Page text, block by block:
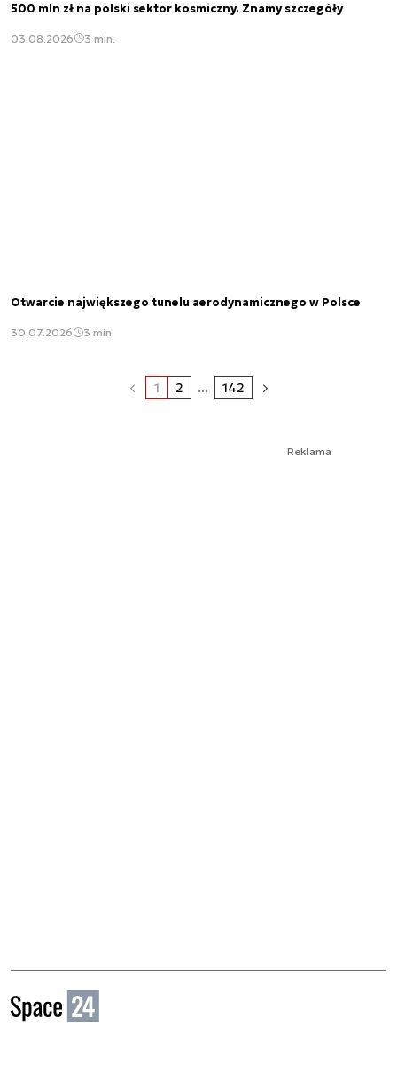
500 mln zł na polski sektor kosmiczny. Znamy szczegóły
03.08.2026 3 min.
Otwarcie największego tunelu aerodynamicznego w Polsce
30.07.2026 3 min.
1 2 ... 142
Reklama